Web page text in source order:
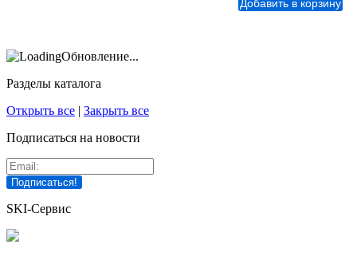
Обновление...
Разделы каталога
Открыть все | Закрыть все
Подписаться на новости
SKI-Сервис